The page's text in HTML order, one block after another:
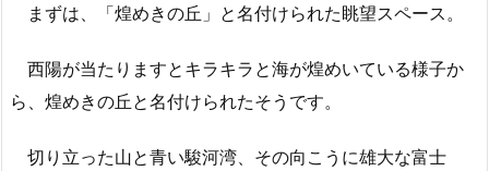
まずは、「煌めきの丘」と名付けられた眺望スペース。
西陽が当たりますとキラキラと海が煌めいている様子か
ら、煌めきの丘と名付けられたそうです。
切り立った山と青い駿河湾、その向こうに雄大な富士